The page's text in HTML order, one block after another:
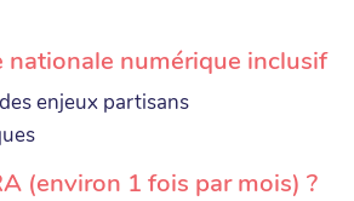
nationale numérique inclusif
enjeux partisans
(environ 1 fois par mois) ?